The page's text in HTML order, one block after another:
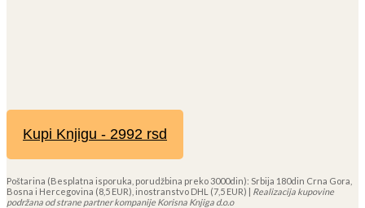
Kupi Knjigu - 2992 rsd
Poštarina (Besplatna isporuka, porudžbina preko 3000din): Srbija 180din Crna Gora,
Bosna i Hercegovina (8,5 EUR), inostranstvo DHL (7,5 EUR) | Realizacija kupovine
podržana od strane partner kompanije Korisna Knjiga d.o.o